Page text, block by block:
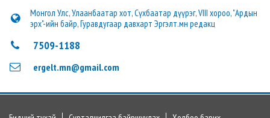
Монгол Улс, Улаанбаатар хот, Сүхбаатар дүүрэг, VIII хороо, "Ардын
эрх"-ийн байр, Гуравдугаар давхарт Эргэлт.мн редакц
7509-1188
ergelt.mn@gmail.com